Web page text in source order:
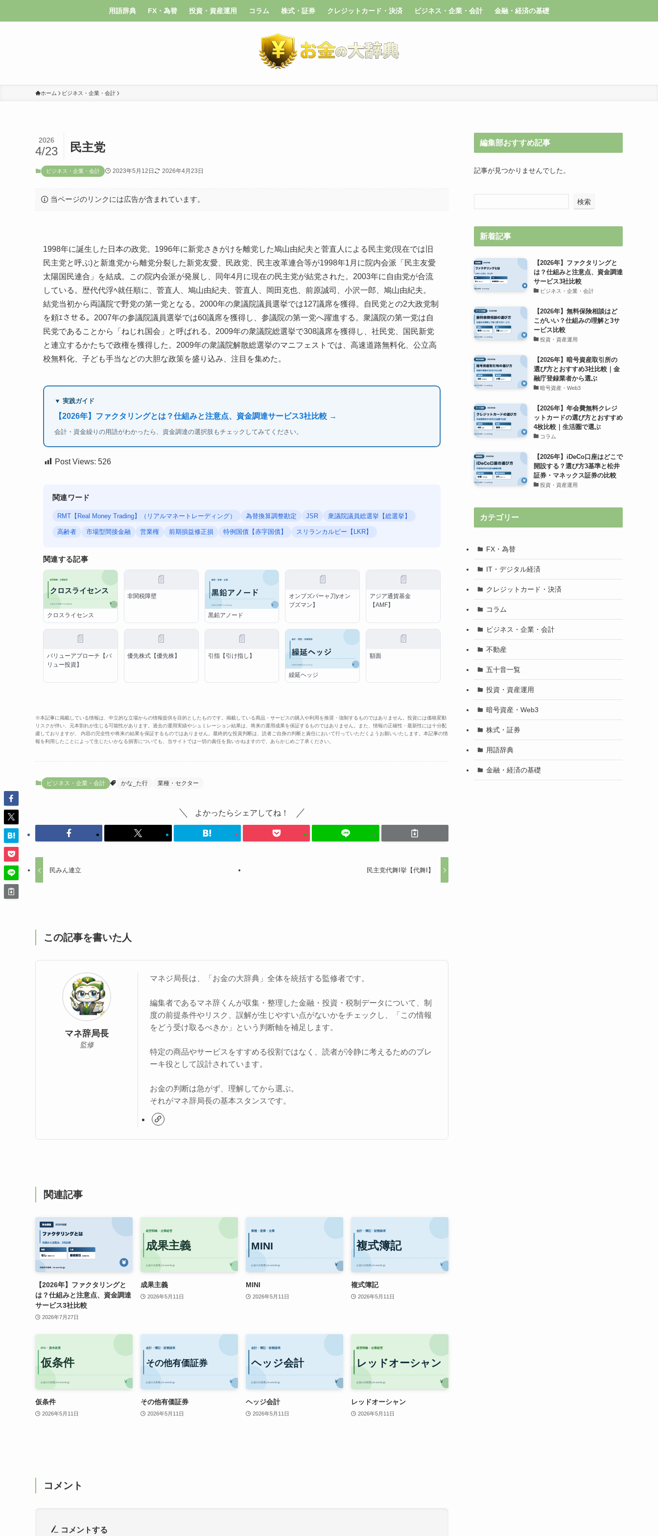
用語辞典 FX・為替 投資・資産運用 コラム 株式・証券 クレジットカード・決済 ビジネス・企業・会計 金融・経済の基礎
ホーム ビジネス・企業・会計
民主党
2026
4/23
ビジネス・企業・会計 2023年5月12日 2026年4月23日
当ページのリンクには広告が含まれています。
1998年に誕生した日本の政党。1996年に新党さきがけを離党した鳩山由紀夫と菅直人による民主党(現在では旧
民主党と呼ぶ)と新進党から離党分裂した新党友愛、民政党、民主改革連合等が1998年1月に院内会派「民主友愛
太陽国民連合」を結成。この院内会派が発展し、同年4月に現在の民主党が結党された。2003年に自由党が合流
している。歴代代浮ﾍ就任順に、菅直人、鳩山由紀夫、菅直人、岡田克也、前原誠司、小沢一郎、鳩山由紀夫。
結党当初から両議院で野党の第一党となる。2000年の衆議院議員選挙では127議席を獲得。自民党との2大政党制
を頼ｴさせる。2007年の参議院議員選挙では60議席を獲得し、参議院の第一党へ躍進する。衆議院の第一党は自
民党であることから「ねじれ国会」と呼ばれる。2009年の衆議院総選挙で308議席を獲得し、社民党、国民新党
と連立するかたちで政権を獲得した。2009年の衆議院解散総選挙のマニフェストでは、高速道路無料化、公立高
校無料化、子ども手当などの大胆な政策を盛り込み、注目を集めた。
▼ 実践ガイド
【2026年】ファクタリングとは？仕組みと注意点、資金調達サービス3社比較 →
会計・資金繰りの用語がわかったら、資金調達の選択肢もチェックしてみてください。
Post Views: 526
関連ワード
RMT【Real Money Trading】（リアルマネートレーディング） 為替換算調整勘定 JSR 衆議院議員総選挙【総選挙】
高齢者 市場型間接金融 営業権 前期損益修正損 特例国債【赤字国債】 スリランカルピー【LKR】
関連する記事
クロスライセンス
📄
非関税障壁
黒鉛アノード
📄
オンブズパーャ刀yオン
ブズマン】
📄
アジア通貨基金
【AMF】
📄
バリューアプローチ【バ
リュー投資】
📄
優先株式【優先株】
📄
引指【引け指し】
繰延ヘッジ
📄
額面
※本記事に掲載している情報は、中立的な立場からの情報提供を目的としたものです。掲載している商品・サービスの購入や利用を推奨・強制するものではありません。投資には価格変動
リスクが伴い、元本割れが生じる可能性があります。過去の運用実績やシュミレーション結果は、将来の運用成果を保証するものではありません。また、情報の正確性・最新性には十分配
慮しておりますが、 内容の完全性や将来の結果を保証するものではありません。最終的な投資判断は、読者ご自身の判断と責任において行っていただくようお願いいたします。本記事の情
報を利用したことによって生じたいかなる損害についても、当サイトでは一切の責任を負いかねますので、あらかじめご了承ください。
ビジネス・企業・会計 かな_た行 業種・セクター
よかったらシェアしてね！
民みん連立 民主党代舞I挙【代舞I】
この記事を書いた人
マネ辞局長
監修
マネジ局長は、「お金の大辞典」全体を統括する監修者です。
編集者であるマネ辞くんが収集・整理した金融・投資・税制データについて、制
度の前提条件やリスク、誤解が生じやすい点がないかをチェックし、「この情報
をどう受け取るべきか」という判断軸を補足します。
特定の商品やサービスをすすめる役割ではなく、読者が冷静に考えるためのブレ
ーキ役として設計されています。
お金の判断は急がず、理解してから選ぶ。
それがマネ辞局長の基本スタンスです。
関連記事
【2026年】ファクタリングと
は？仕組みと注意点、資金調達
サービス3社比較
2026年7月27日
成果主義
2026年5月11日
MINI
2026年5月11日
複式簿記
2026年5月11日
仮条件
2026年5月11日
その他有価証券
2026年5月11日
ヘッジ会計
2026年5月11日
レッドオーシャン
2026年5月11日
コメント
コメントする
編集部おすすめ記事
記事が見つかりませんでした。
検索
新着記事
【2026年】ファクタリングと
は？仕組みと注意点、資金調達
サービス3社比較
ビジネス・企業・会計
【2026年】無料保険相談はど
こがいい？仕組みの理解と3サ
ービス比較
投資・資産運用
【2026年】暗号資産取引所の
選び方とおすすめ3社比較｜金
融庁登録業者から選ぶ
暗号資産・Web3
【2026年】年会費無料クレジ
ットカードの選び方とおすすめ
4枚比較｜生活圏で選ぶ
コラム
【2026年】iDeCo口座はどこで
開設する？選び方3基準と松井
証券・マネックス証券の比較
投資・資産運用
カテゴリー
FX・為替
IT・デジタル経済
クレジットカード・決済
コラム
ビジネス・企業・会計
不動産
五十音一覧
投資・資産運用
暗号資産・Web3
株式・証券
用語辞典
金融・経済の基礎